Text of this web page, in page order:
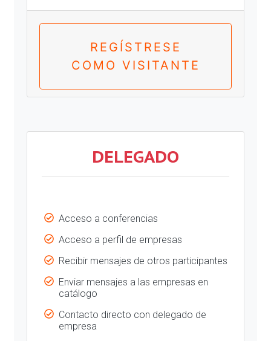
REGÍSTRESE
COMO VISITANTE
DELEGADO
Acceso a conferencias
Acceso a perfil de empresas
Recibir mensajes de otros participantes
Enviar mensajes a las empresas en
catálogo
Contacto directo con delegado de
empresa